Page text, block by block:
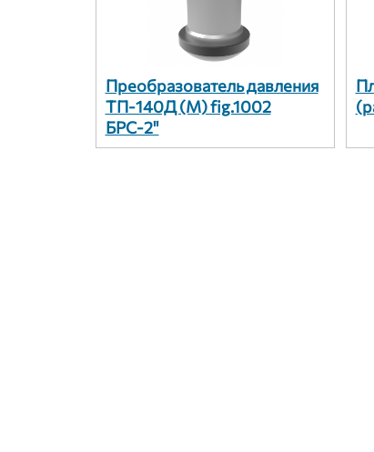
Преобразователь давления
ТП-140Д (М) fig.1002
БРС-2"